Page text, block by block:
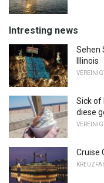
Intresting news
Sehen
Illinois
Sick of
diese
Cruise